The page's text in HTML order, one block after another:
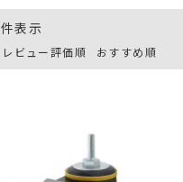
レビュー評価順 おすすめ順
件表示